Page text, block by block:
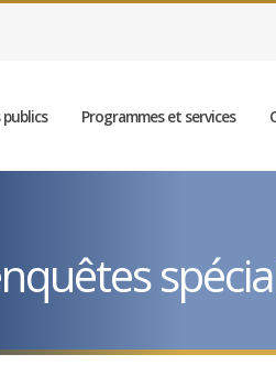
Programmes et services